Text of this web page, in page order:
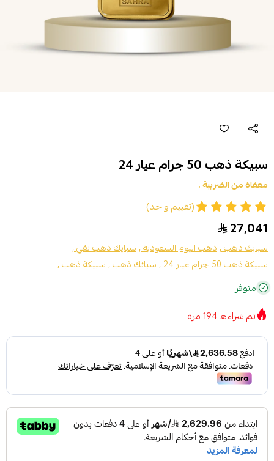
سبيكة ذهب 50 جرام عيار 24
معفاة من الضريبة .
(تقييم واحد)
27,041
سبايك ذهب ,ذهب اليوم السعودية ,سبايك ذهب نقي ,
سبيكة ذهب 50 جرام عيار 24 ,
سبائك ذهب ,سبيكة ذهب ,
متوفر
تم شراءه194مرة